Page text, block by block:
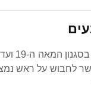
החל
לחבוש על ראש נמצא